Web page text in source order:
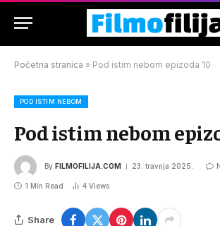
Početna stranica » Pod istim nebom epizoda 10
POD ISTIM NEBOM
Pod istim nebom
By FILMOFILIJA.COM 23. travnja 2025.
1 Min Read 4 Views
Share